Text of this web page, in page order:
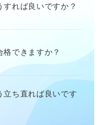
すれば良いですか？
できますか？
立ち直れば良いです